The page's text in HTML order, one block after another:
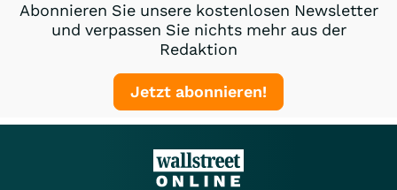
Abonnieren Sie unsere kostenlosen Newsletter
und verpassen Sie nichts mehr aus der
Redaktion
Jetzt abonnieren!